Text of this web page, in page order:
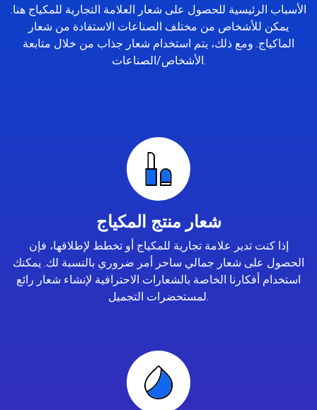
الأسباب الرئيسية للحصول على شعار العلامة التجارية للمكياج هنا.
يمكن للأشخاص من مختلف الصناعات الاستفادة من شعار
الماكياج. ومع ذلك، يتم استخدام شعار جذاب من خلال متابعة
الأشخاص/الصناعات.
شعار منتج المكياج
إذا كنت تدير علامة تجارية للمكياج أو تخطط لإطلاقها، فإن
الحصول على شعار جمالي ساحر أمر ضروري بالنسبة لك. يمكنك
استخدام أفكارنا الخاصة بالشعارات الاحترافية لإنشاء شعار رائع
لمستحضرات التجميل.